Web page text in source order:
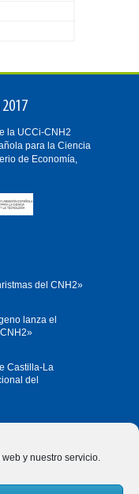
y nuestro servicio.
la UCCi-CNH2
para la Ciencia
de Economía,
del CNH2»
lanza el
Castilla-La
del